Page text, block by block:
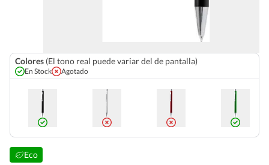
Colores (El tono real puede variar del de pantalla)
En Stock Agotado
Eco